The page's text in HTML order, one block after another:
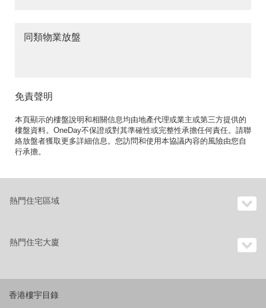
同類物業放盤
免責聲明
本頁顯示的樓盤說明和相關信息均由地產代理或業主或第三方提供的
樓盤資料。OneDay不保證或對其準確性或完整性承擔任何責任。請聯
絡放盤者獲取更多詳細信息。您訪問和使用本協議內容的風險由您自
行承擔。
熱門住宅區域
熱門住宅大廈
香港樓宇目錄